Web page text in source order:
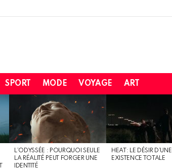
SPORT MODE VOYAGE ART
L’ODYSSÉE : POURQUOI SEULE
LA RÉALITÉ PEUT FORGER UNE
IDENTITÉ
HEAT: LE DÉSIR D’UNE
EXISTENCE TOTALE